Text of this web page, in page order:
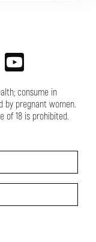
consume in
by pregnant women.
of 18 is prohibited.